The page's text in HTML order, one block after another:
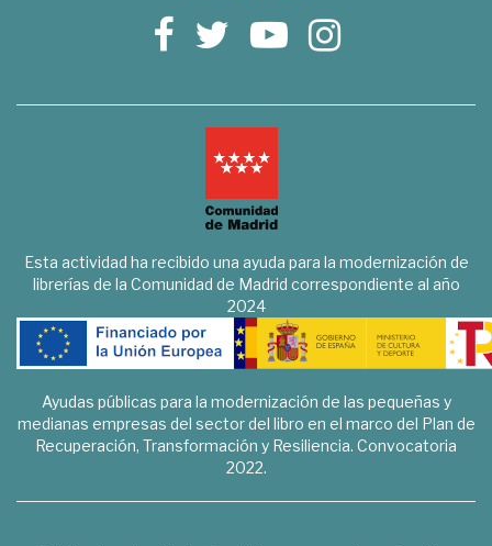
Esta actividad ha recibido una ayuda para la modernización de
librerías de la Comunidad de Madrid correspondiente al año
2024
Ayudas públicas para la modernización de las pequeñas y
medianas empresas del sector del libro en el marco del Plan de
Recuperación, Transformación y Resiliencia. Convocatoria
2022.